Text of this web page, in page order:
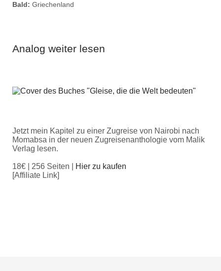
Bald: Griechenland
Analog weiter lesen
Jetzt mein Kapitel zu einer Zugreise von Nairobi nach
Momabsa in der neuen Zugreisenanthologie vom Malik
Verlag lesen.
18€ | 256 Seiten |
Hier zu kaufen
[Affiliate Link]